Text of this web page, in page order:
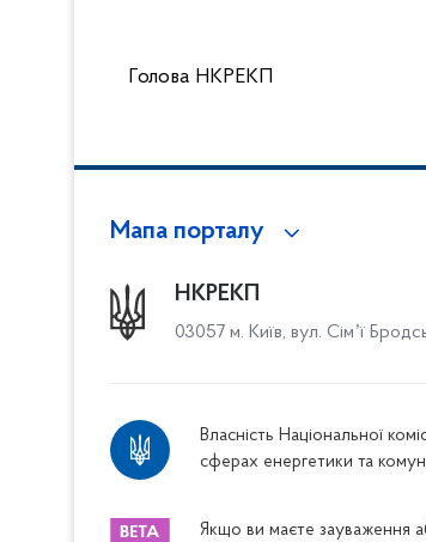
Голова НКРЕКП
Мапа порталу
НКРЕКП
03057 м. Київ, вул. Сімʼї
Власність Національної
сферах енергетики та
Якщо ви маєте зауваження